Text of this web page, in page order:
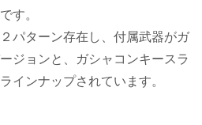
す。
パターン存在し、付属武器がガ
ジョンと、ガシャコンキースラ
インナップされています。